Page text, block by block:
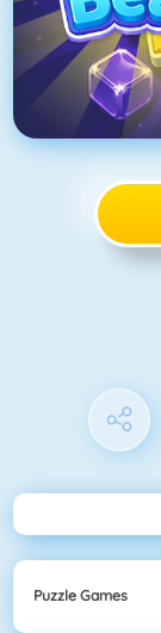
Puzzle Games